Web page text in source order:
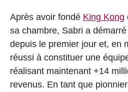
Après avoir fondé King Kong
sa chambre, Sabri a
depuis le premier jour et, en
réussi à constituer une
réalisant maintenant +14
revenus. En tant que